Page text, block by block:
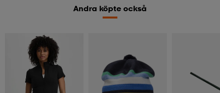
Andra köpte också